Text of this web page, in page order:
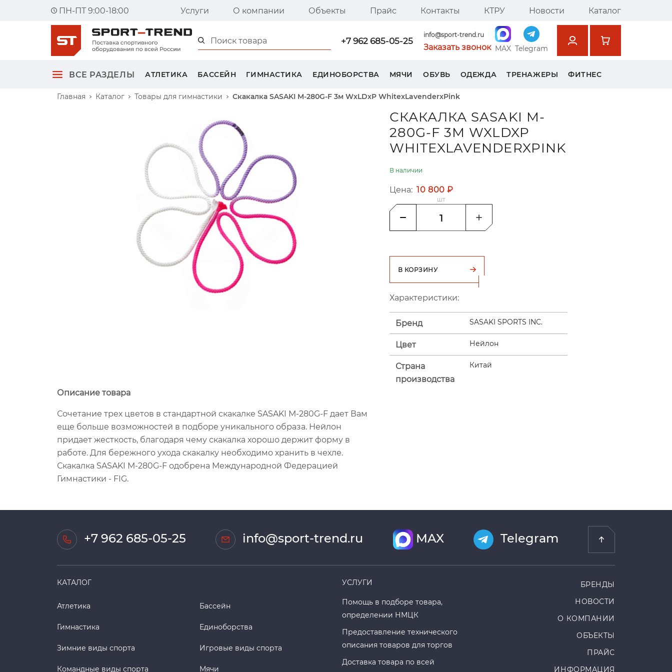
ПН-ПТ 9:00-18:00 Услуги О компании Объекты Прайс Контакты КТРУ Новости
Каталог
+7 962 685-05-25
info@sport-trend.ru
Заказать звонок MAX Telegram
ВСЕ РАЗДЕЛЫ АТЛЕТИКА БАССЕЙН ГИМНАСТИКА ЕДИНОБОРСТВА МЯЧИ ОБУВЬ ОДЕЖДА ТРЕНАЖЕРЫ ФИТНЕС
Главная Каталог Товары для гимнастики Скакалка SASAKI M-280G-F 3м WxLDxP WhitexLavenderxPink
Описание товара
Сочетание трех цветов в стандартной скакалке SASAKI М-280G-F дает Вам
еще больше возможностей в подборе уникального образа. Нейлон
придает жесткость, благодаря чему скакалка хорошо держит форму в
работе. Для бережного ухода скакалку необходимо хранить в чехле.
Скакалка SASAKI М-280G-F одобрена Международной Федерацией
Гимнастики - FIG.
СКАКАЛКА SASAKI M-
280G-F 3М WXLDXP
WHITEXLAVENDERXPINK
В наличии
Цена: 10 800 ₽
шт
В КОРЗИНУ
Характеристики:
Бренд SASAKI SPORTS INC.
Цвет Нейлон
Страна
производства
Китай
+7 962 685-05-25 info@sport-trend.ru MAX Telegram
КАТАЛОГ
Атлетика Бассейн
Гимнастика Единоборства
Зимние виды спорта Игровые виды спорта
Командные виды спорта Мячи
УСЛУГИ
Помощь в подборе товара,
определении НМЦК
Предоставление технического
описания товаров для торгов
Доставка товара по всей
БРЕНДЫ
НОВОСТИ
О КОМПАНИИ
ОБЪЕКТЫ
ПРАЙС
ИНФОРМАЦИЯ